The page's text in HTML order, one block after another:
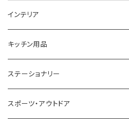
GAGA MILANO
CACTUS
TIMEX
NIXON
MICHAEL KORS
NO BRAND
SAAMA HOMME
ARNOLD PALMER
MICHAEL KORS
DIESEL
FOLLI FOLLIE
POLICE
PAUL HEWITT
22designstudio
栃木レザー
NIKE
DUNHILL
NEWYORKER
MANHATTAN PORTAGE
United HOMME
RODANIA
BEAMZSQUARE
インテリア
CRYSTOCRAFT
SEIKO
CITIZEN
キッチン用品
I'mD
Helios
ステーショナリー
LAMY
スポーツ・アウトドア